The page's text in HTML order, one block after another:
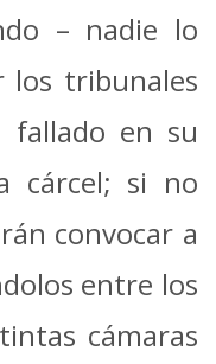
– nadie lo
los tribunales
fallado en su
cárcel; si no
convocar a
entre los
cámaras